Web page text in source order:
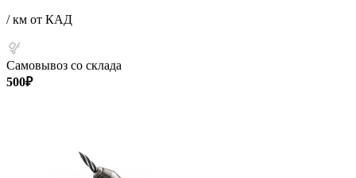
/ км от КАД
Самовывоз со склада
500₽